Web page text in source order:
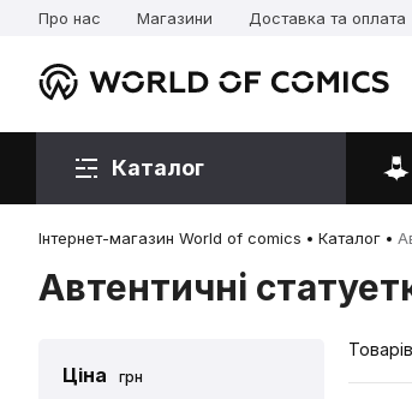
Про нас Магазини Доставка та оплата
Каталог
Інтернет-магазин World of comics Каталог
Автентичні
Ціна грн